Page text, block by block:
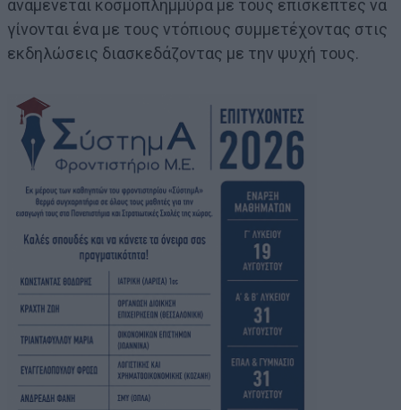
αναμένεται κοσμοπλημμύρα με τους επισκέπτες να
γίνονται ένα με τους ντόπιους συμμετέχοντας στις
εκδηλώσεις διασκεδάζοντας με την ψυχή τους.